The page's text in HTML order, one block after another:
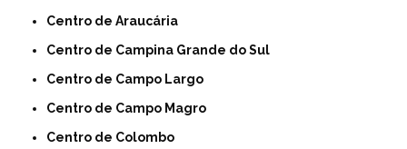
Centro de Araucária
Centro de Campina Grande do Sul
Centro de Campo Largo
Centro de Campo Magro
Centro de Colombo